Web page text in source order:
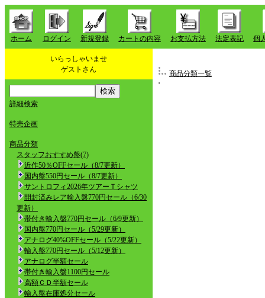
ホーム ログイン 新規登録 カートの内容 お支払方法 法定表記 個
いらっしゃいませ
ゲストさん
詳細検索
特売企画
商品分類
スタッフおすすめ盤(7)
近作50％OFFセール（8/7更新）
国内盤550円セール（8/7更新）
サントロフィ2026年ツアーＴシャツ
開封済みレア輸入盤770円セール（6/30
更新）
帯付き輸入盤770円セール（6/9更新）
国内盤770円セール（5/29更新）
アナログ40%OFFセール（5/22更新）
輸入盤770円セール（5/12更新）
アナログ半額セール
帯付き輸入盤1100円セール
高額ＣＤ半額セール
輸入盤在庫処分セール
商品分類一覧